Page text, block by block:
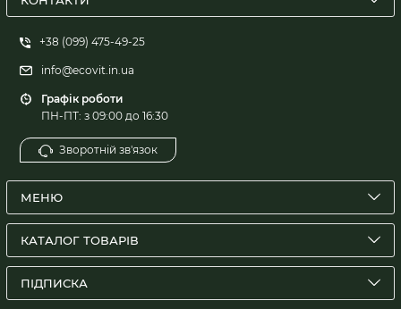
+38 (099) 475-49-25
info@ecovit.in.ua
Графік роботи
ПН-ПТ: з 09:00 до 16:30
Зворотній зв'язок
МЕНЮ
КАТАЛОГ ТОВАРІВ
ПІДПИСКА